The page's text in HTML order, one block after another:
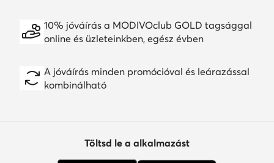
10% jóváírás a MODIVOclub GOLD tagsággal
online és üzleteinkben, egész évben
A jóváírás minden promócióval és leárazással
kombinálható
Töltsd le a alkalmazást